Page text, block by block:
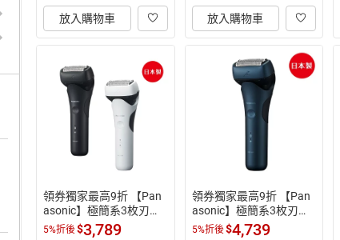
放入購物車 放入購物車
領券獨家最高9折 【Pan
asonic】極簡系3枚刃電
鬍刀(ES-LT2B)
5%折後$3,789
領券獨家最高9折 【Pan
asonic】極簡系3枚刃電
鬍刀(ES-LT4B)
5%折後$4,739